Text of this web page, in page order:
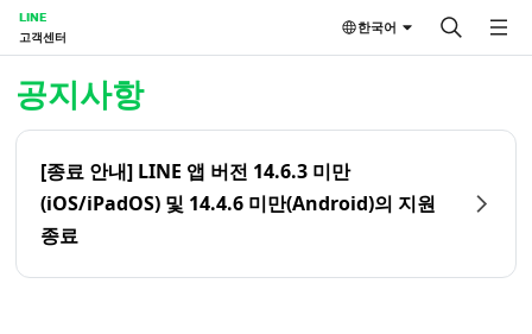
LINE
고객센터
한국어
공지사항
[종료 안내] LINE 앱 버전 14.6.3 미만
(iOS/iPadOS) 및 14.4.6 미만(Android)의 지원
종료